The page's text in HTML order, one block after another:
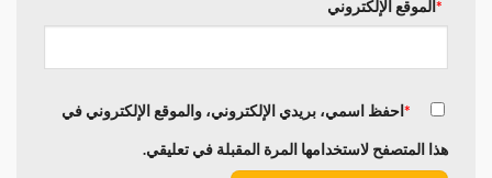
الموقع الإلكتروني
احفظ اسمي، بريدي الإلكتروني، والموقع الإلكتروني في
هذا المتصفح لاستخدامها المرة المقبلة في تعليقي.